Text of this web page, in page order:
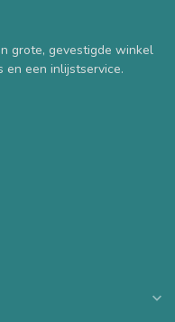
grote, gevestigde winkel
en een inlijstservice.